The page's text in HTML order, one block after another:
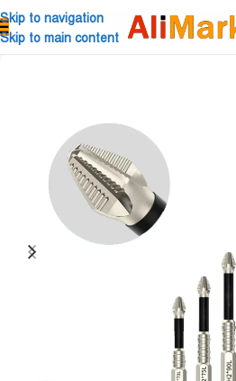
Skip to navigation
Skip to main content